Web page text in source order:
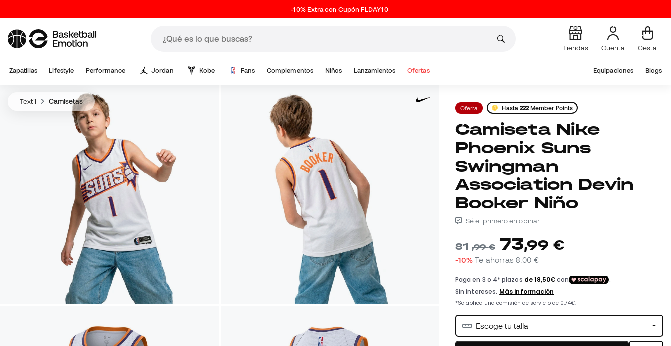
-10% Extra con Cupón FLDAY10
Tiendas Cuenta Cesta
Zapatillas Lifestyle Performance Jordan Kobe Fans Complementos Niños Lanzamientos Ofertas Equipaciones Blogs
Textil Camisetas
Oferta Hasta 222 Member Points
Camiseta Nike
Phoenix Suns
Swingman
Association Devin
Booker Niño
Sé el primero en opinar
81,99 € 73,99 €
-10% Te ahorras8,00 €
Escoge tu talla